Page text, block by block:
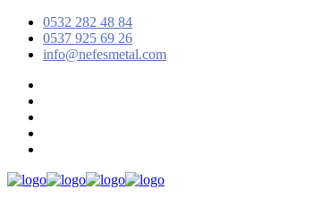
0532 282 48 84
0537 925 69 26
info@nefesmetal.com